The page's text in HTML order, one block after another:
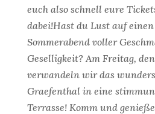
euch also schnell eure
dabei!Hast du Lust auf
Sommerabend voller
Geselligkeit? Am Freitag,
verwandeln wir das
Graefenthal in eine
Terrasse! Komm und